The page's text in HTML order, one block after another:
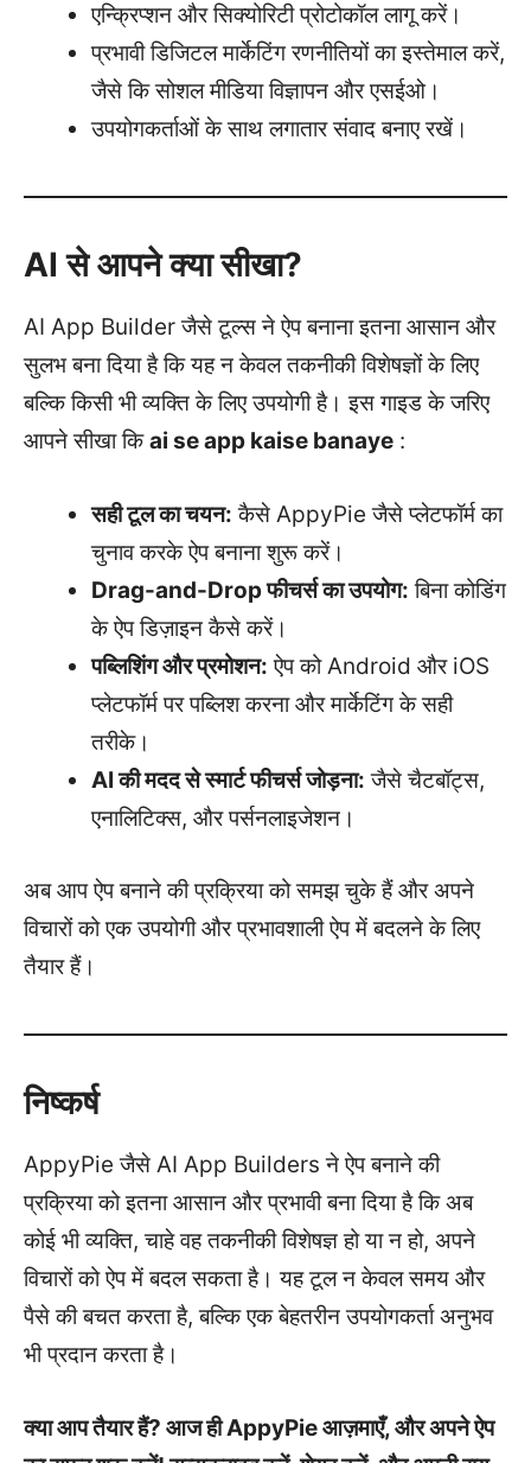
एन्क्रिप्शन और सिक्योरिटी प्रोटोकॉल लागू करें।
प्रभावी डिजिटल मार्केटिंग रणनीतियों का इस्तेमाल करें,
जैसे कि सोशल मीडिया विज्ञापन और एसईओ।
उपयोगकर्ताओं के साथ लगातार संवाद बनाए रखें।
AI से आपने क्या सीखा?
AI App Builder जैसे टूल्स ने ऐप बनाना इतना आसान और
सुलभ बना दिया है कि यह न केवल तकनीकी विशेषज्ञों के लिए
बल्कि किसी भी व्यक्ति के लिए उपयोगी है। इस गाइड के जरिए
आपने सीखा किai se app kaise banaye :
सही टूल का चयन: कैसे AppyPie जैसे प्लेटफॉर्म का
चुनाव करके ऐप बनाना शुरू करें।
Drag-and-Drop फीचर्स का उपयोग: बिना कोडिंग
के ऐप डिज़ाइन कैसे करें।
पब्लिशिंग और प्रमोशन: ऐप को Android और iOS
प्लेटफॉर्म पर पब्लिश करना और मार्केटिंग के सही
तरीके।
AI की मदद से स्मार्ट फीचर्स जोड़ना: जैसे चैटबॉट्स,
एनालिटिक्स, और पर्सनलाइजेशन।
अब आप ऐप बनाने की प्रक्रिया को समझ चुके हैं और अपने
विचारों को एक उपयोगी और प्रभावशाली ऐप में बदलने के लिए
तैयार हैं।
निष्कर्ष
AppyPie जैसे AI App Builders ने ऐप बनाने की
प्रक्रिया को इतना आसान और प्रभावी बना दिया है कि अब
कोई भी व्यक्ति, चाहे वह तकनीकी विशेषज्ञ हो या न हो, अपने
विचारों को ऐप में बदल सकता है। यह टूल न केवल समय और
पैसे की बचत करता है, बल्कि एक बेहतरीन उपयोगकर्ता अनुभव
भी प्रदान करता है।
क्या आप तैयार हैं? आज ही AppyPie आज़माएँ, और अपने ऐप